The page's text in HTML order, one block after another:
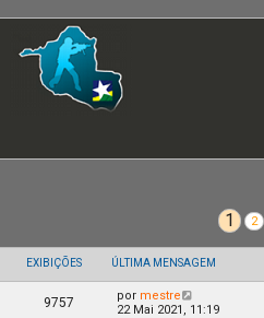
1 2
EXIBIÇÕES ÚLTIMA MENSAGEM
9757 por mestre
22 Mai 2021, 11:19